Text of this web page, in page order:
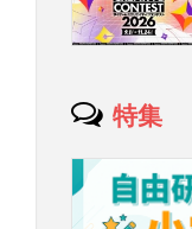
特集